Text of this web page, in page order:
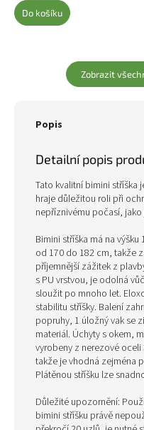
Do košíku
Zobrazit
Popis
Detailní popis
Tato kvalitní bimini stříška
hraje důležitou roli při
nepříznivému počasí,
Bimini stříška má na
od 170 do 182 cm, takže
příjemnější zážitek z
s PU vrstvou, je odolná
sloužit po mnoho let.
stabilitu stříšky. Balení
popruhy, 1 úložný vak se
materiál. Úchyty s okem,
vyrobeny z nerezové
takže je vhodná zejména
Plátěnou stříšku lze
Důležité upozornění:
bimini stříšku právě